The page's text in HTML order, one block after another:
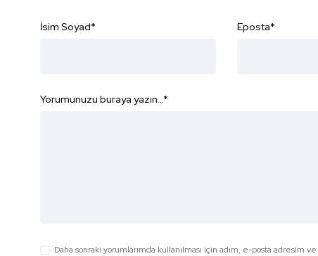
İsim Soyad* Eposta*
Yorumunuzu buraya yazın...*
Daha sonraki yorumlarımda kullanılması için adım, e-posta adresim